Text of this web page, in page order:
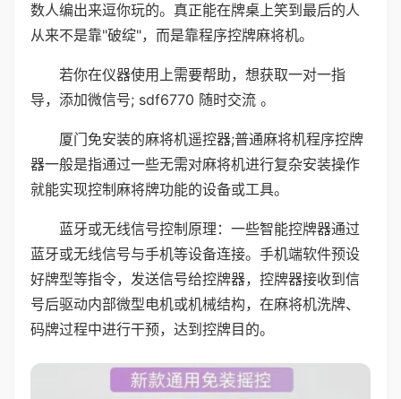
数人编出来逗你玩的。真正能在牌桌上笑到最后的人
从来不是靠"破绽"，而是靠程序控牌麻将机。
若你在仪器使用上需要帮助，想获取一对一指
导，添加微信号; sdf6770 随时交流 。
厦门免安装的麻将机遥控器;普通麻将机程序控牌
器一般是指通过一些无需对麻将机进行复杂安装操作
就能实现控制麻将牌功能的设备或工具。
蓝牙或无线信号控制原理：一些智能控牌器通过
蓝牙或无线信号与手机等设备连接。手机端软件预设
好牌型等指令，发送信号给控牌器，控牌器接收到信
号后驱动内部微型电机或机械结构，在麻将机洗牌、
码牌过程中进行干预，达到控牌目的。